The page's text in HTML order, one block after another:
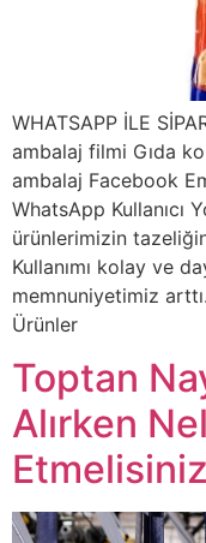
WHATSAPP İLE
ambalaj filmi Gıda
ambalaj Facebook
WhatsApp Kullanıcı
ürünlerimizin
Kullanımı kolay ve
memnuniyetimiz
Ürünler
Toptan
Alırken